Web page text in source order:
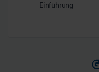
Einführung